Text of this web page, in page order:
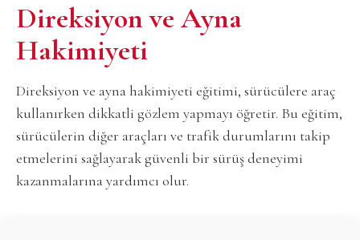
Direksiyon ve Ayna
Hakimiyeti
Direksiyon ve ayna hakimiyeti eğitimi, sürücülere araç
kullanırken dikkatli gözlem yapmayı öğretir. Bu eğitim,
sürücülerin diğer araçları ve trafik durumlarını takip
etmelerini sağlayarak güvenli bir sürüş deneyimi
kazanmalarına yardımcı olur.